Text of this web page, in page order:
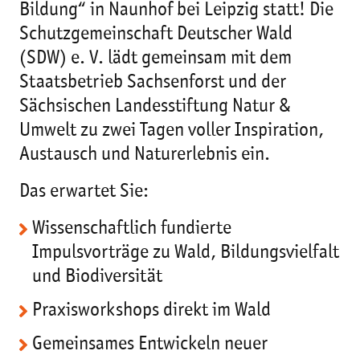
Bildung“ in Naunhof bei Leipzig statt! Die
Schutzgemeinschaft Deutscher Wald
(SDW) e. V. lädt gemeinsam mit dem
Staatsbetrieb Sachsenforst und der
Sächsischen Landesstiftung Natur &
Umwelt zu zwei Tagen voller Inspiration,
Austausch und Naturerlebnis ein.
Das erwartet Sie:
Wissenschaftlich fundierte
Impulsvorträge zu Wald, Bildungsvielfalt
und Biodiversität
Praxisworkshops direkt im Wald
Gemeinsames Entwickeln neuer